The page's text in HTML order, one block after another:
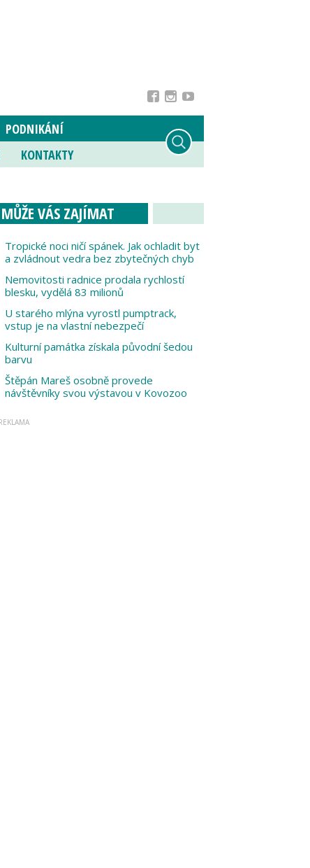
PODNIKÁNÍ
KONTAKTY
MŮŽE VÁS ZAJÍMAT
Tropické noci ničí spánek. Jak ochladit byt
a zvládnout vedra bez zbytečných chyb
Nemovitosti radnice prodala rychlostí
blesku, vydělá 83 milionů
U starého mlýna vyrostl pumptrack,
vstup je na vlastní nebezpečí
Kulturní památka získala původní šedou
barvu
Štěpán Mareš osobně provede
návštěvníky svou výstavou v Kovozoo